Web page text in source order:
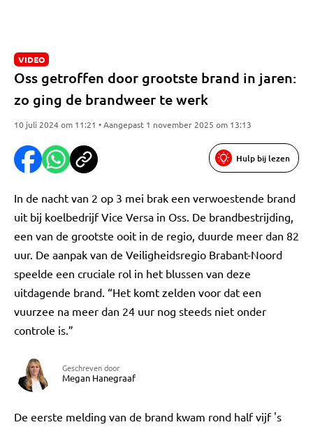
VIDEO
Oss getroffen door grootste brand in jaren:
zo ging de brandweer te werk
10 juli 2024 om 11:21 • Aangepast 1 november 2025 om 13:13
Hulp bij lezen
In de nacht van 2 op 3 mei brak een verwoestende brand
uit bij koelbedrijf Vice Versa in Oss. De brandbestrijding,
een van de grootste ooit in de regio, duurde meer dan 82
uur. De aanpak van de Veiligheidsregio Brabant-Noord
speelde een cruciale rol in het blussen van deze
uitdagende brand. “Het komt zelden voor dat een
vuurzee na meer dan 24 uur nog steeds niet onder
controle is.”
Geschreven door
Megan Hanegraaf
De eerste melding van de brand kwam rond half vijf 's